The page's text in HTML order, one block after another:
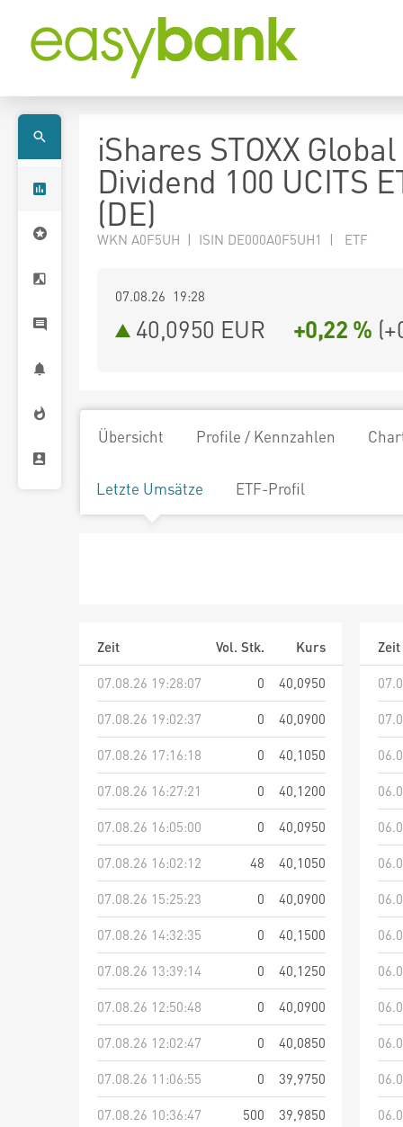
iShares STOXX
Dividend 100 UCITS
(DE)
WKN A0F5UH | ISIN DE000A0F5UH1 | ETF
07.08.26 19:28
40,0950 EUR +0,22 % (
Übersicht Profile / Kennzahlen
Letzte Umsätze ETF-Profil
Zeit Vol. Stk.
Kurs
07.08.26 19:28:07
0
40,0950
07.08.26 19:02:37
0
40,0900
07.08.26 17:16:18
0
40,1050
07.08.26 16:27:21
0
40,1200
07.08.26 16:05:00
0
40,0950
07.08.26 16:02:12
48
40,1050
07.08.26 15:25:23
0
40,0900
07.08.26 14:32:35
0
40,1500
07.08.26 13:39:14
0
40,1250
07.08.26 12:50:48
0
40,0900
07.08.26 12:02:47
0
40,0850
07.08.26 11:06:55
0
39,9750
07.08.26 10:36:47
500
39,9850
Zeit